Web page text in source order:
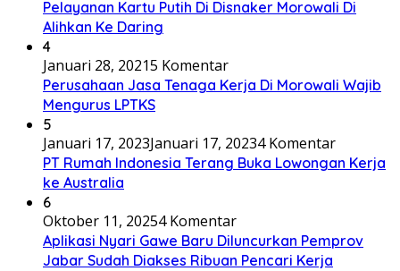
Pelayanan Kartu Putih Di Disnaker Morowali Di
Alihkan Ke Daring
4
Januari 28, 20215 Komentar
Perusahaan Jasa Tenaga Kerja Di Morowali Wajib
Mengurus LPTKS
5
Januari 17, 2023Januari 17, 20234 Komentar
PT Rumah Indonesia Terang Buka Lowongan Kerja
ke Australia
6
Oktober 11, 20254 Komentar
Aplikasi Nyari Gawe Baru Diluncurkan Pemprov
Jabar Sudah Diakses Ribuan Pencari Kerja